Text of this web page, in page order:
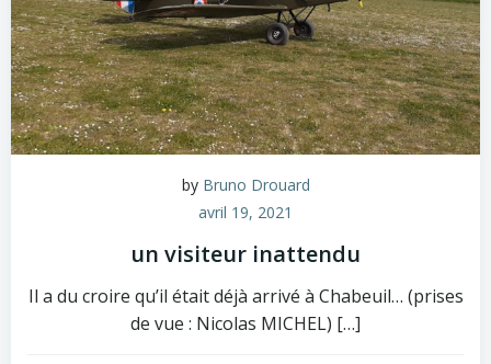
by Bruno Drouard
avril 19, 2021
un visiteur inattendu
Il a du croire qu’il était déjà arrivé à Chabeuil… (prises
de vue : Nicolas MICHEL) […]